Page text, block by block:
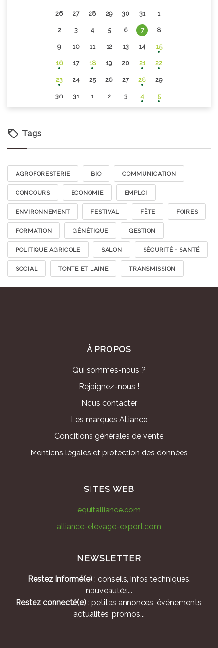
26 27 28 29 30 31 1
2 3 4 5 6 7 8
9 10 11 12 13 14 15
16 17 18 19 20 21 22
23 24 25 26 27 28 29
30 31 1 2 3 4 5
Tags
AGROFORESTERIE BIO COMMUNICATION
CONCOURS ECONOMIE EMPLOI
ENVIRONNEMENT FESTIVAL FÊTE FOIRES
FORMATION GÉNÉTIQUE GESTION
POLITIQUE AGRICOLE SALON SÉCURITÉ - SANTÉ
SOCIAL TONTE ET LAINE TRANSMISSION
À PROPOS
Qui sommes-nous ?
Rejoignez-nous !
Nous contacter
Les marques Alliance
Conditions générales de vente
Mentions légales et protection des données
SITES WEB
equitalliance.com
alliance-elevage-export.com
NEWSLETTER
Restez Informé(e): conseils, infos techniques,
nouveautés...
Restez connecté(e): petites annonces, événements,
actualités, promos...